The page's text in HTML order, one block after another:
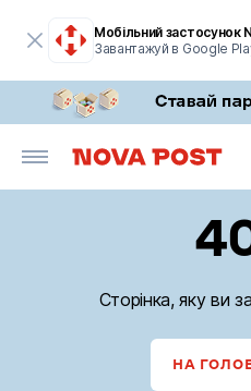
Мобільний застосунок
Завантажуй в Google
Сторінка, яку ви
НА